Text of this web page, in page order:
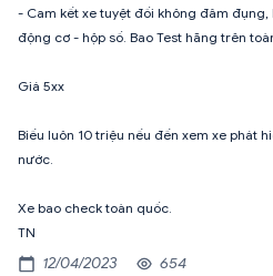
- Cam kết xe tuyệt đối không đâm
động cơ - hộp số. Bao Test hãng trên
Giá 5xx
Biếu luôn 10 triệu nếu đến xem xe phát
nước.
Xe bao check toàn quốc.
TN
12/04/2023 654